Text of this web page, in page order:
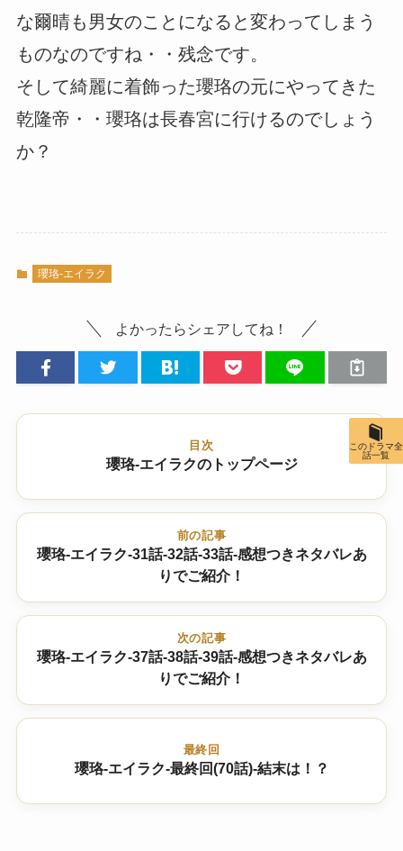
な爾晴も男女のことになると変わってしまう
ものなのですね・・残念です。
そして綺麗に着飾った瓔珞の元にやってきた
乾隆帝・・瓔珞は長春宮に行けるのでしょう
か？
瓔珞-エイラク
よかったらシェアしてね！
目次
瓔珞-エイラクのトップページ
前の記事
瓔珞-エイラク-31話-32話-33話-感想つきネタバレあ
りでご紹介！
次の記事
瓔珞-エイラク-37話-38話-39話-感想つきネタバレあ
りでご紹介！
最終回
瓔珞-エイラク-最終回(70話)-結末は！？
このドラマ全
話一覧